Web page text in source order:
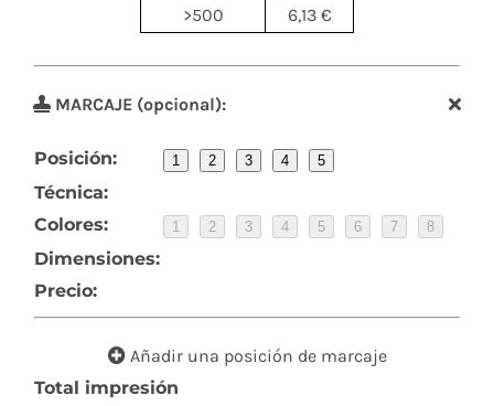
>500
6,13 €
MARCAJE (opcional):
Posición: 1 2 3 4 5
Técnica:
Colores:
1 2 3 4 5 6 7 8
Dimensiones:
Precio:
Añadir una posición de marcaje
Total impresión